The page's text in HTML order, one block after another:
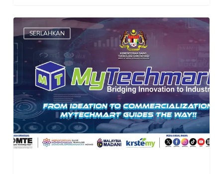
MyTechmart
–
Merapatkan
Inovasi
kepada
Industri
SERLAHKAN